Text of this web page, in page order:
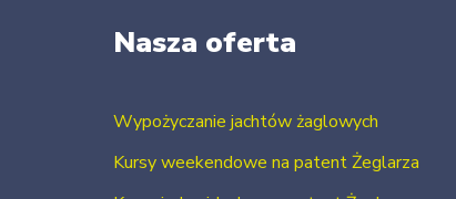
Nasza oferta
Wypożyczanie jachtów żaglowych
Kursy weekendowe na patent Żeglarza